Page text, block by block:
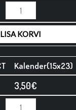
LISA KORVI
Kalender(15x23)
3,50€